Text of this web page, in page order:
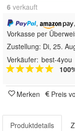
6 verkauft
,
Vorkasse per
Zustellung: Di, 25.
Verkäufer: best-4you
Merken Preis
Produktdetails